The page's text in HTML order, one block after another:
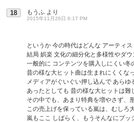
18 もうふ より
2015年11月26日 6:17 PM
というか 今の時代はどんな アーティ
結局 娯楽 文化の細分化と多様性やダ
一般的に コンテンツを購入しにくい冬
昔の様な大ヒット曲は生まれにくくな
メディアがぐいぐい押し込んで あらゆ
あったとしても 昔の様な大ヒットは難
その中でも、あまり特典を増やさず、
この売上げを保っている嵐は、むしろ大
嵐もここ しばらく、もうそんなにプッ